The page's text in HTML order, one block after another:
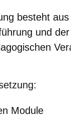
besteht
und
Module